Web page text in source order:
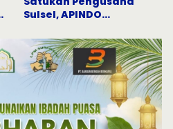
Sulsel, APINDO
Semangat Hidup Sehat